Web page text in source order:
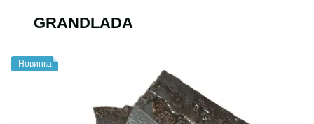
GRANDLADA
Новинка